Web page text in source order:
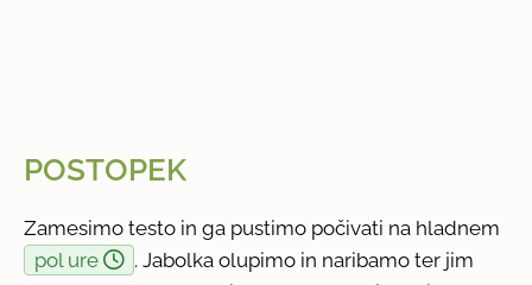
POSTOPEK
Zamesimo testo in ga pustimo počivati na hladnem
pol ure
. Jabolka olupimo in naribamo ter jim